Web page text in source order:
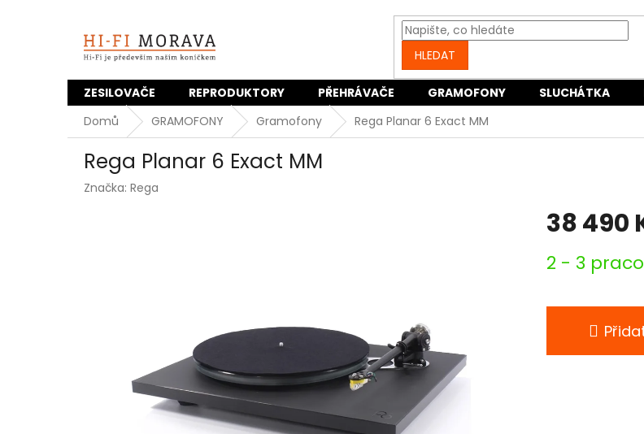
HLEDAT
ZESILOVAČE REPRODUKTORY PŘEHRÁVAČE GRAMOFONY SLUCHÁTKA
Domů
GRAMOFONY Gramofony Rega Planar 6 Exact MM
Rega Planar 6 Exact MM
Značka: Rega
38 490
cena:
2 - 3